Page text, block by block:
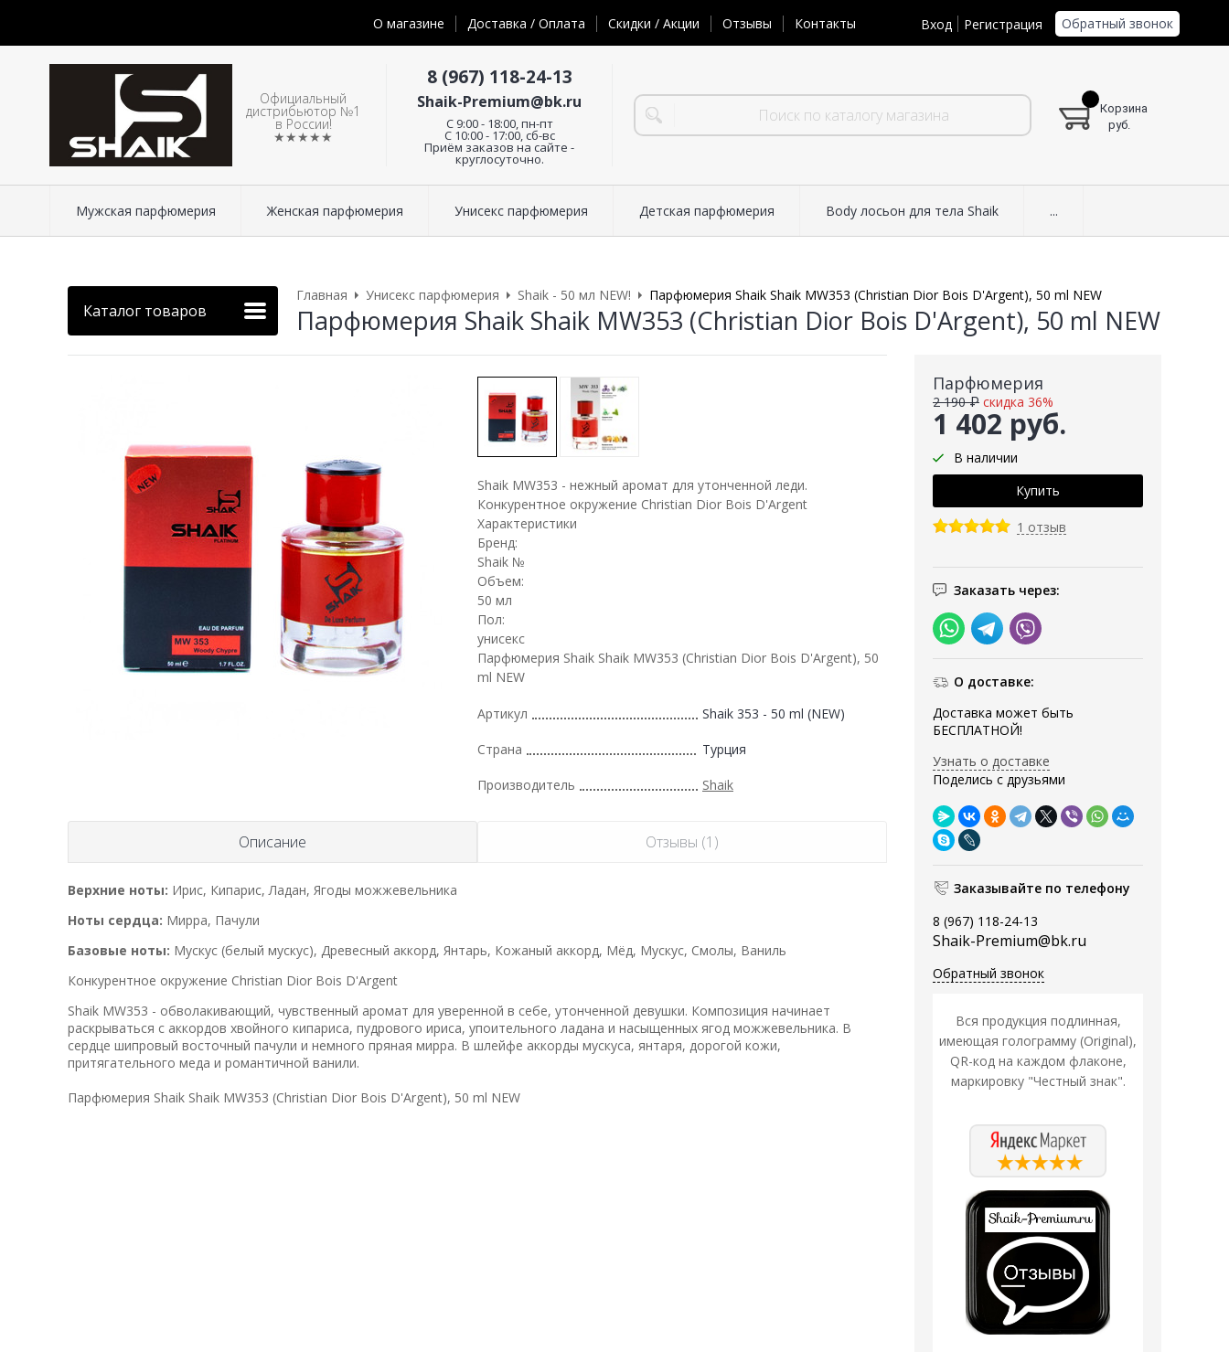
О магазине Доставка / Оплата Скидки / Акции Отзывы Контакты Вход Регистрация Обратный звонок
Официальный
дистрибьютор №1
в России!
★★★★★
8 (967) 118-24-13
Shaik-Premium@bk.ru
C 9:00 - 18:00, пн-пт
С 10:00 - 17:00, сб-вс
Приём заказов на сайте -
круглосуточно.
Корзина
руб.
Мужская парфюмерия Женская парфюмерия Унисекс парфюмерия Детская парфюмерия Body лосьон для тела Shaik ...
Каталог товаров
Главная Унисекс парфюмерия Shaik - 50 мл NEW! Парфюмерия Shaik Shaik MW353 (Christian Dior Bois D'Argent), 50 ml NEW
Парфюмерия Shaik Shaik MW353 (Christian Dior Bois D'Argent), 50 ml NEW
Парфюмерия
1 402 руб.
2 190 ₽ скидка 36%
В наличии
1 отзыв
Заказать через:
О доставке:
Доставка может быть
БЕСПЛАТНОЙ!
Узнать о доставке
Поделись с друзьями
Заказывайте по телефону
8 (967) 118-24-13
Shaik-Premium@bk.ru
Обратный звонок
Вся продукция подлинная,
имеющая голограмму (Original),
QR-код на каждом флаконе,
маркировку "Честный знак".
Shaik MW353 - нежный аромат для утонченной леди.
Конкурентное окружение Christian Dior Bois D'Argent
Характеристики
Бренд:
Shaik №
Объем:
50 мл
Пол:
унисекс
Парфюмерия Shaik Shaik MW353 (Christian Dior Bois D'Argent), 50
ml NEW
Артикул Shaik 353 - 50 ml (NEW)
Страна Турция
Производитель Shaik
Описание Отзывы (1)
Верхние ноты: Ирис, Кипарис, Ладан, Ягоды можжевельника
Ноты сердца: Мирра, Пачули
Базовые ноты: Мускус (белый мускус), Древесный аккорд, Янтарь, Кожаный аккорд, Мёд, Мускус, Смолы, Ваниль
Конкурентное окружение Christian Dior Bois D'Argent
Shaik MW353 - обволакивающий, чувственный аромат для уверенной в себе, утонченной девушки. Композиция начинает
раскрываться с аккордов хвойного кипариса, пудрового ириса, упоительного ладана и насыщенных ягод можжевельника. В
сердце шипровый восточный пачули и немного пряная мирра. В шлейфе аккорды мускуса, янтаря, дорогой кожи,
притягательного меда и романтичной ванили.
Парфюмерия Shaik Shaik MW353 (Christian Dior Bois D'Argent), 50 ml NEW